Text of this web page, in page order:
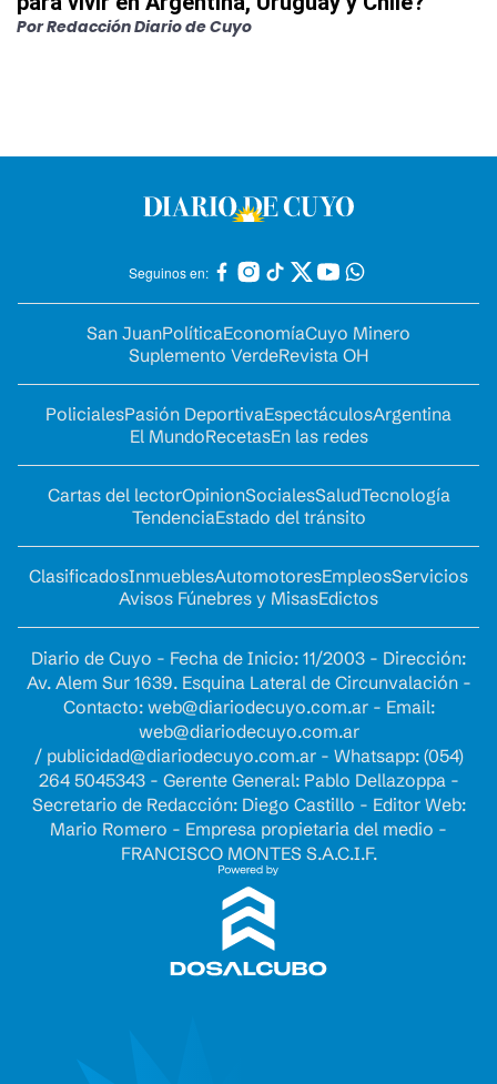
PorRedacción Diario de Cuyo
Seguinos en:
San JuanPolíticaEconomíaCuyo Minero
Suplemento VerdeRevista OH
PolicialesPasión DeportivaEspectáculosArgentina
El MundoRecetasEn las redes
Cartas del lectorOpinionSocialesSaludTecnología
TendenciaEstado del tránsito
ClasificadosInmueblesAutomotoresEmpleosServicios
Avisos Fúnebres y MisasEdictos
Diario de Cuyo - Fecha de Inicio: 11/2003 - Dirección:
Av. Alem Sur 1639. Esquina Lateral de Circunvalación -
Contacto: web@diariodecuyo.com.ar- Email:
web@diariodecuyo.com.ar
/ publicidad@diariodecuyo.com.ar- Whatsapp: (054)
264 5045343 - Gerente General: Pablo Dellazoppa -
Secretario de Redacción: Diego Castillo - Editor Web:
Mario Romero - Empresa propietaria del medio -
FRANCISCO MONTES S.A.C.I.F.